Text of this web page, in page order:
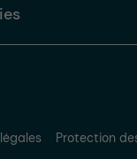
Protection